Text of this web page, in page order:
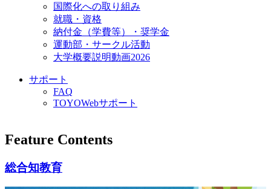
国際化への取り組み
就職・資格
納付金（学費等）・奨学金
運動部・サークル活動
大学概要説明動画2026
サポート
FAQ
TOYOWebサポート
Feature Contents
総合知教育